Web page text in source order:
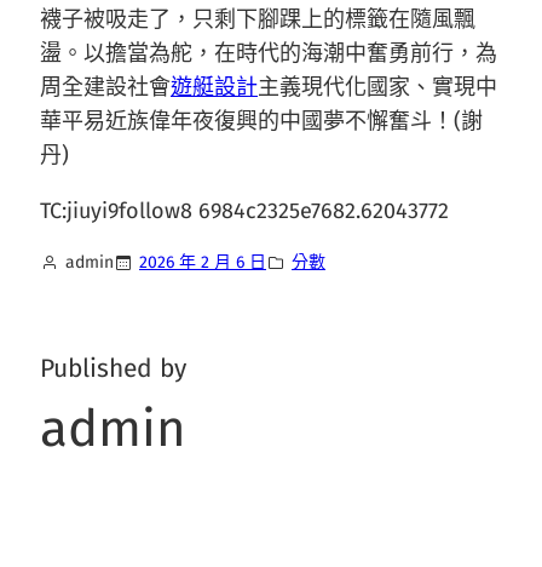
襪子被吸走了，只剩下腳踝上的標籤在隨風飄
盪。以擔當為舵，在時代的海潮中奮勇前行，為
周全建設社會遊艇設計主義現代化國家、實現中
華平易近族偉年夜復興的中國夢不懈奮斗！(謝
丹)
TC:jiuyi9follow8 6984c2325e7682.62043772
admin 2026 年 2 月 6 日 分數
Published by
admin